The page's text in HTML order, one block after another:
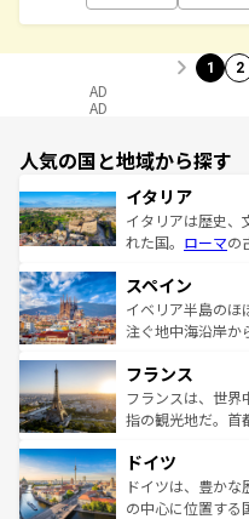
1 2
AD
AD
人気の国と地域から探す
イタリア
イタリアは歴史、
れた国。 ローマの
ろん、トスカーナ
景など、自然景観
ピザやパスタなど
ませてくれるイタ
なお、新着のイタ
しい。
スペイン
イベリア半島のほ
注ぐ地中海沿岸か
文化が根付くこの
れる闘牛、そして
る。首都マドリー
の城塞都市、穏や
せる。地方によ
フランス
フランスは、世界
指の観光地だ。首
で、幅広い魅力が
聖堂、美しいビ
から魅了する。ま
ドイツ
ドイツは、豊か
の中心に位置する